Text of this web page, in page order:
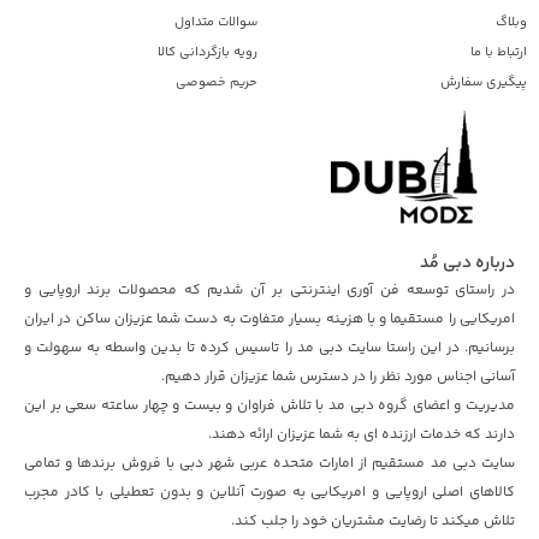
وبلاگ
ارتباط با ما
پیگیری سفارش
سوالات متداول
رویه بازگردانی کالا
حریم خصوصی
درباره دبی مُد
در راستای توسعه فن آوری اینترنتی بر آن شدیم که محصولات برند اروپایی و
امریکایی را مستقیما و با هزینه بسیار متفاوت به دست شما عزیزان ساکن در ایران
برسانیم. در این راستا سایت دبی مد را تاسیس کرده تا بدین واسطه به سهولت و
آسانی اجناس مورد نظر را در دسترس شما عزیزان قرار دهیم.
مدیریت و اعضای گروه دبی مد با تلاش فراوان و بیست و چهار ساعته سعی بر این
دارند که خدمات ارزنده ای به شما عزیزان ارائه دهند.
سایت دبی مد مستقیم از امارات متحده عربی شهر دبی با فروش برندها و تمامی
کالاهای اصلی اروپایی و امریکایی به صورت آنلاین و بدون تعطیلی با کادر مجرب
تلاش میکند تا رضایت مشتریان خود را جلب کند.